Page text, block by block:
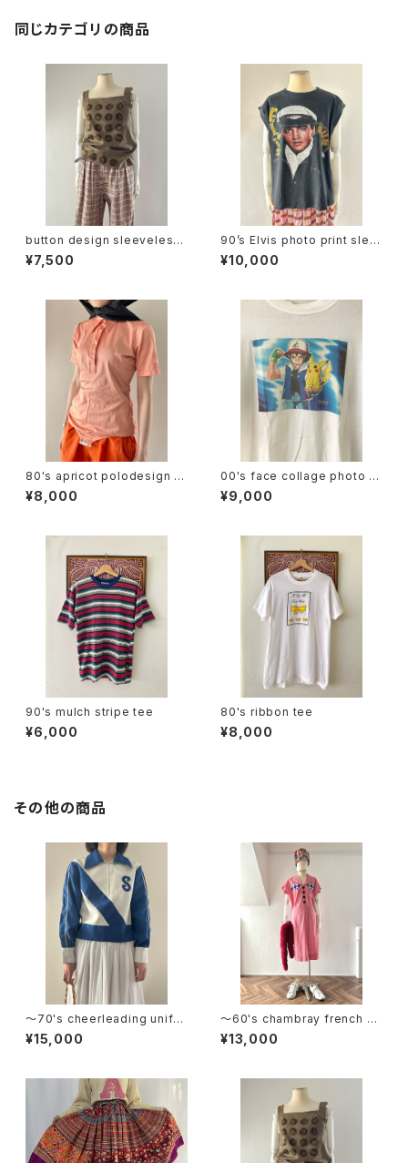
同じカテゴリの商品
button design sleeveless
tops
¥7,500
90’s Elvis photo print slee
veless tee
¥10,000
80's apricot polodesign S/
S bodysuit
¥8,000
00's face collage photo te
e
¥9,000
90's mulch stripe tee
¥6,000
80's ribbon tee
¥8,000
その他の商品
〜70's cheerleading unifor
m half zip jacket
¥15,000
〜60's chambray french sl
eeve dress
¥13,000